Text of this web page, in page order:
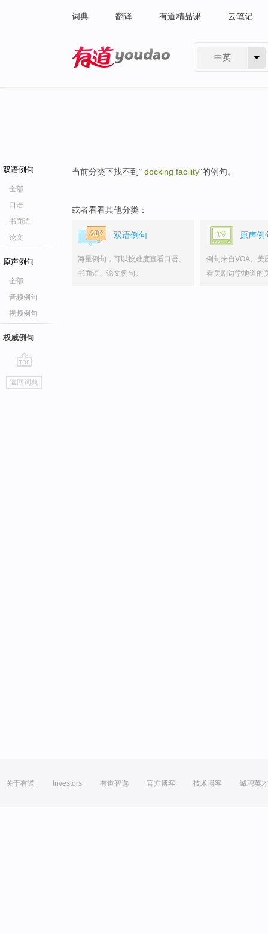
词典 翻译 有道精品课 云笔记
中英
双语例句
全部
口语
书面语
论文
原声例句
全部
音频例句
视频例句
权威例句
go
top
返回词典
当前分类下找不到" docking facility"的例句。
或者看看其他分类：
双语例句
海量例句，可以按难度查看口语、
书面语、论文例句。
原声例
例句来自VOA、美
看美剧边学地道的
关于有道 Investors 有道智选 官方博客 技术博客 诚聘英才